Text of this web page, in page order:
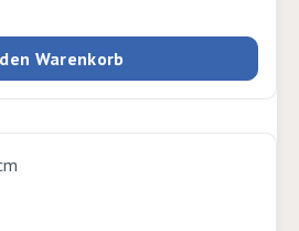
Warenkorb